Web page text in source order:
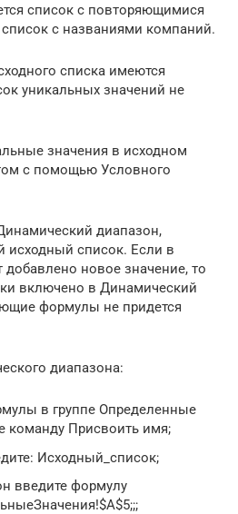
список с повторяющимися
с названиями компаний.
списка имеются
уникальных значений не
значения в исходном
с помощью Условного
диапазон,
исходный список. Если в
добавлено новое значение, то
включено в Динамический
формулы не придется
диапазона:
в группе Определенные
команду Присвоить имя;
Исходный_список;
введите формулу